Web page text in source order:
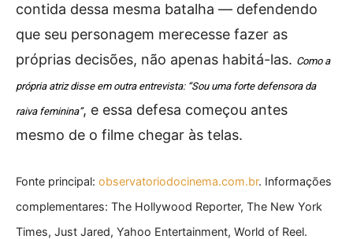
contida dessa mesma batalha — defendendo
que seu personagem merecesse fazer as
próprias decisões, não apenas habitá-las. Como a
própria atriz disse em outra entrevista: “Sou uma forte defensora da
raiva feminina”, e essa defesa começou antes
mesmo de o filme chegar às telas.
Fonte principal: observatoriodocinema.com.br. Informações
complementares: The Hollywood Reporter, The New York
Times, Just Jared, Yahoo Entertainment, World of Reel.